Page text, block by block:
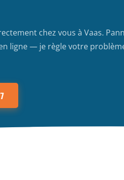
chez vous à Vaas.
ligne — je règle votre